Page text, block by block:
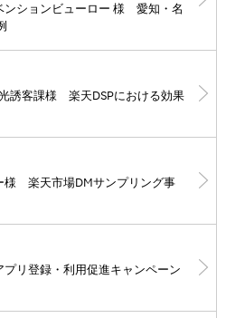
ンションビューロー 様 愛知・名
誘客課様 楽天DSPにおける効果
様 楽天市場DMサンプリング事
リ登録・利用促進キャンペーン